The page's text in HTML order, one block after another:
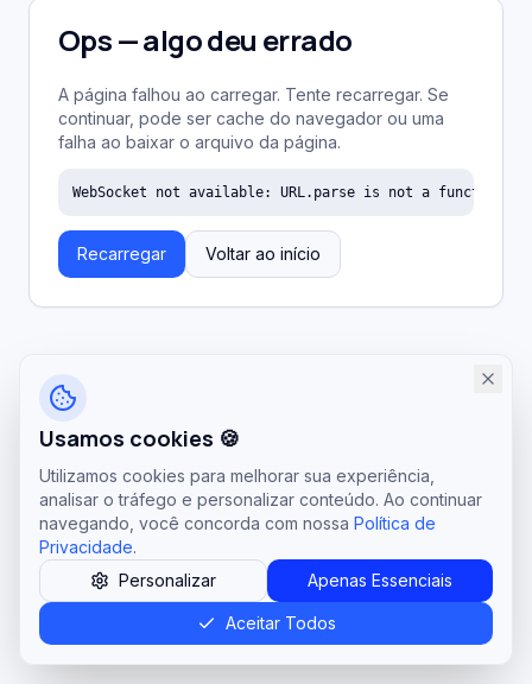
Ops — algo deu errado
A página falhou ao carregar. Tente recarregar. Se
continuar, pode ser cache do navegador ou uma
falha ao baixar o arquivo da página.
WebSocket not available: URL.parse is not a function
Recarregar Voltar ao início
Usamos cookies 🍪
Utilizamos cookies para melhorar sua experiência,
analisar o tráfego e personalizar conteúdo. Ao continuar
navegando, você concorda com nossa Política de
Privacidade.
Personalizar
Apenas Essenciais
Aceitar Todos